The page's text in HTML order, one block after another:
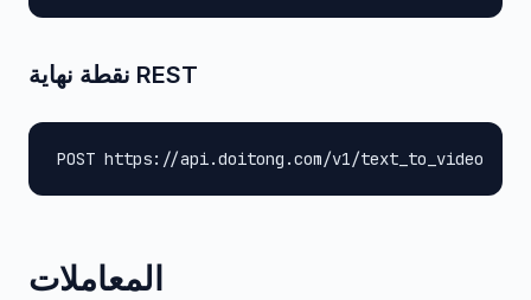
نقطة نهاية REST
POST https://api.doitong.com/v1/text_to_video
المعاملات